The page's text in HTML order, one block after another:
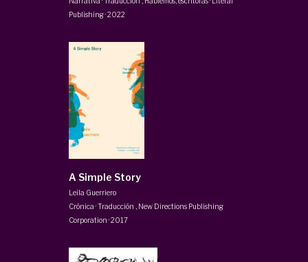
Publishing·2022
A Simple Story
Leila Guerriero
Crónica · Traducción
New Directions Publishing
Corporation ·2017